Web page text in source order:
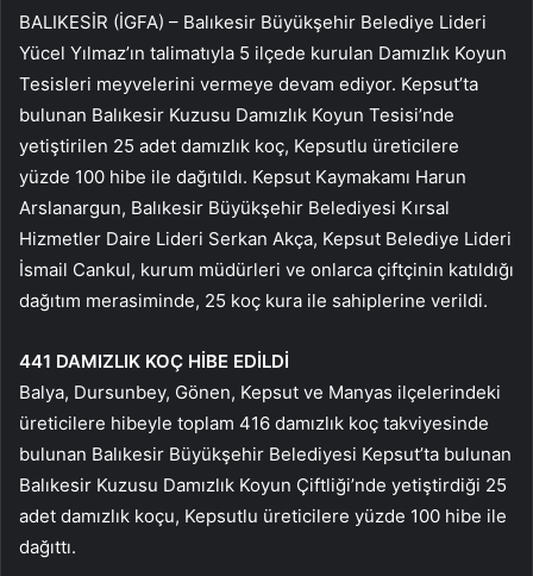
BALIKESİR (İGFA) – Balıkesir Büyükşehir Belediye Lideri
Yücel Yılmaz’ın talimatıyla 5 ilçede kurulan Damızlık Koyun
Tesisleri meyvelerini vermeye devam ediyor. Kepsut’ta
bulunan Balıkesir Kuzusu Damızlık Koyun Tesisi’nde
yetiştirilen 25 adet damızlık koç, Kepsutlu üreticilere
yüzde 100 hibe ile dağıtıldı. Kepsut Kaymakamı Harun
Arslanargun, Balıkesir Büyükşehir Belediyesi Kırsal
Hizmetler Daire Lideri Serkan Akça, Kepsut Belediye Lideri
İsmail Cankul, kurum müdürleri ve onlarca çiftçinin katıldığı
dağıtım merasiminde, 25 koç kura ile sahiplerine verildi.
441 DAMIZLIK KOÇ HİBE EDİLDİ
Balya, Dursunbey, Gönen, Kepsut ve Manyas ilçelerindeki
üreticilere hibeyle toplam 416 damızlık koç takviyesinde
bulunan Balıkesir Büyükşehir Belediyesi Kepsut’ta bulunan
Balıkesir Kuzusu Damızlık Koyun Çiftliği’nde yetiştirdiği 25
adet damızlık koçu, Kepsutlu üreticilere yüzde 100 hibe ile
dağıttı.